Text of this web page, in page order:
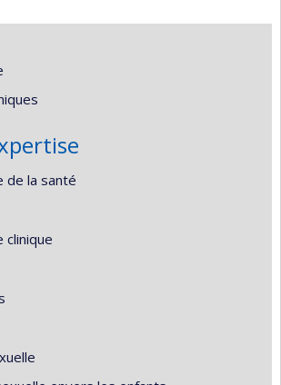
de la santé
clinique